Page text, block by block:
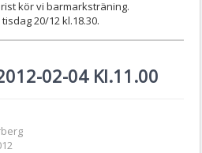
kör vi barmarksträning.
20/12 kl.18.30.
02-04 Kl.11.00